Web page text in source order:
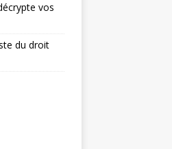
vos
du droit